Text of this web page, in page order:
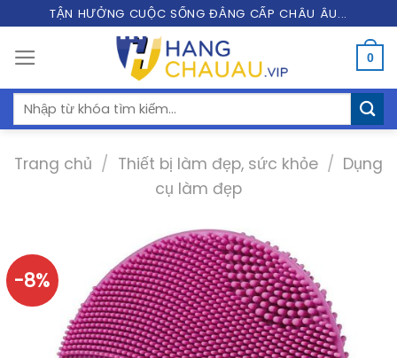
content
TẬN HƯỞNG CUỘC SỐNG ĐẲNG CẤP CHÂU ÂU...
0
Tìm
kiếm:
Trang chủ / Thiết bị làm đẹp, sức khỏe / Dụng
cụ làm đẹp
-8%